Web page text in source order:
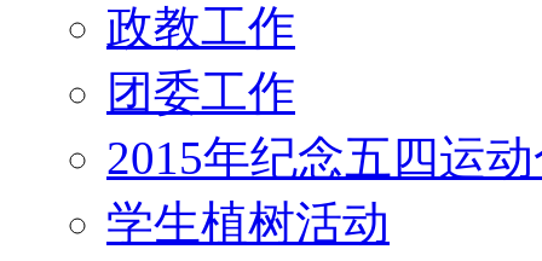
政教工作
团委工作
2015年纪念五四运
学生植树活动